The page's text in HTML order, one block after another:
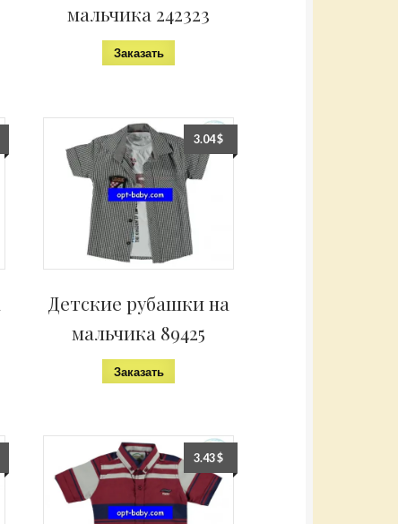
мальчика 242323
Заказать
Детские рубашки на
мальчика 89425
3.04$
Заказать
3.43$